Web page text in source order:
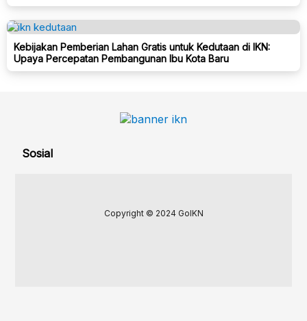
Kebijakan Pemberian Lahan Gratis untuk Kedutaan di IKN:
Upaya Percepatan Pembangunan Ibu Kota Baru
Sosial
Copyright © 2024 GoIKN